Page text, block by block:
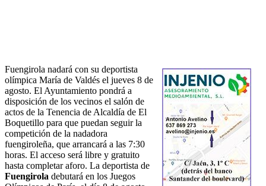
Fuengirola nadará con su deportista
olímpica María de Valdés el jueves 8 de
agosto. El Ayuntamiento pondrá a
disposición de los vecinos el salón de
actos de la Tenencia de Alcaldía de El
Boquetillo para que puedan seguir la
competición de la nadadora
fuengiroleña, que arrancará a las 7:30
horas. El acceso será libre y gratuito
hasta completar aforo. La deportista de
Fuengirola debutará en los Juegos